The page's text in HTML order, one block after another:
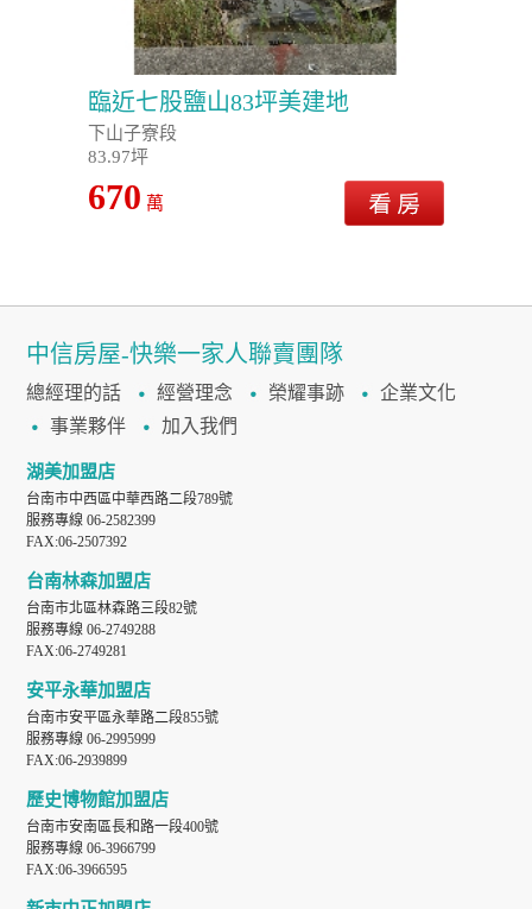
臨近七股鹽山83坪美建地
下山子寮段
83.97坪
670 萬
中信房屋-快樂一家人聯賣團隊
總經理的話 經營理念 榮耀事跡
企業文化
事業夥伴
加入我們
湖美加盟店
台南市中西區中華西路二段789號
服務專線 06-2582399
FAX:06-2507392
台南林森加盟店
台南市北區林森路三段82號
服務專線 06-2749288
FAX:06-2749281
安平永華加盟店
台南市安平區永華路二段855號
服務專線 06-2995999
FAX:06-2939899
歷史博物館加盟店
台南市安南區長和路一段400號
服務專線 06-3966799
FAX:06-3966595